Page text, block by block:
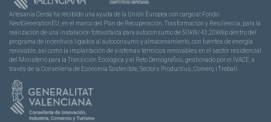
Artesanía Cerdá ha recibido una ayuda de la Unión Europea con cargo al Fondo
NextGenerationEU, en el marco del Plan de Recuperación, Trasformación y Resiliencia, para la
realización de una instalación fotovoltaica para autoconsumo de 50kW/43,20kWp dentro del
programa de incentivos ligados al autoconsumo y almacenamiento, con fuentes de energía
renovable, así como la implantación de sistemas térmicos renovables en el sector residencial
del Ministerio para la Transición Ecológica y el Reto Demográfico, gestionado por el IVACE, a
través de la Consellería de Economía Sostenible, Sectors Productius, Comerç i Treball.